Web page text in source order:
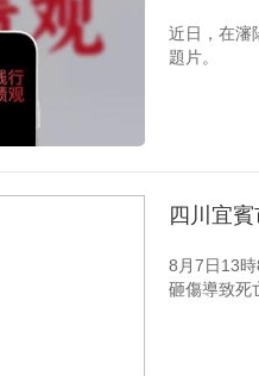
近日，在瀋
題片。
四川宜
8月7日13
砸傷導致死